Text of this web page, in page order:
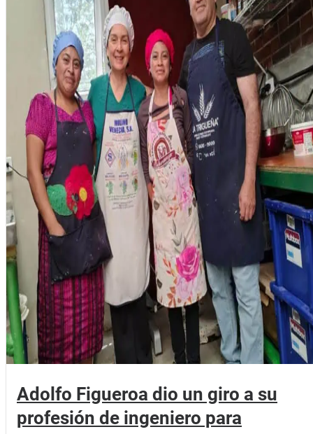
Adolfo Figueroa dio un giro a su
profesión de ingeniero para